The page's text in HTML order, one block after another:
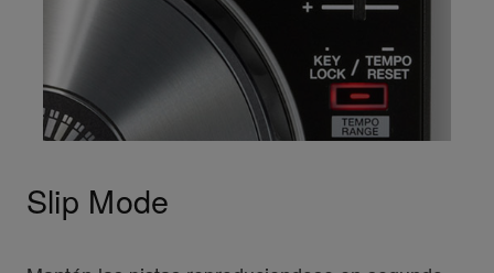
Slip Mode